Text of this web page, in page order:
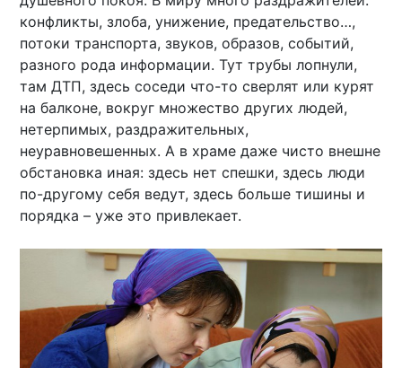
конфликты, злоба, унижение, предательство…,
потоки транспорта, звуков, образов, событий,
разного рода информации. Тут трубы лопнули,
там ДТП, здесь соседи что-то сверлят или курят
на балконе, вокруг множество других людей,
нетерпимых, раздражительных,
неуравновешенных. А в храме даже чисто внешне
обстановка иная: здесь нет спешки, здесь люди
по-другому себя ведут, здесь больше тишины и
порядка – уже это привлекает.